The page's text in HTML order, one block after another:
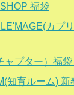
福袋
カプ
ャプター）福袋
知育ルーム) 新